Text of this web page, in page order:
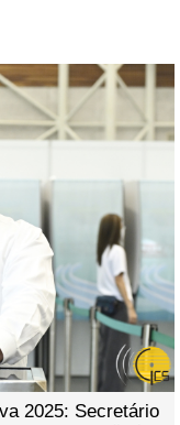
2025: Secretário